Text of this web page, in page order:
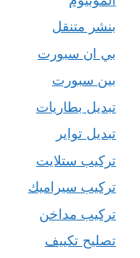
بنشر متنقل
بي ان سبورت
بين سبورت
تبديل بطاريات
تبديل تواير
تركيب ستلايت
تركيب سيراميك
تركيب مداخن
تصليح تكييف